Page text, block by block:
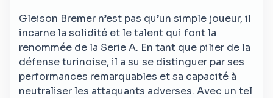
Gleison Bremer n’est pas qu’un simple joueur, il
incarne la solidité et le talent qui font la
renommée de la Serie A. En tant que pilier de la
défense turinoise, il a su se distinguer par ses
performances remarquables et sa capacité à
neutraliser les attaquants adverses. Avec un tel